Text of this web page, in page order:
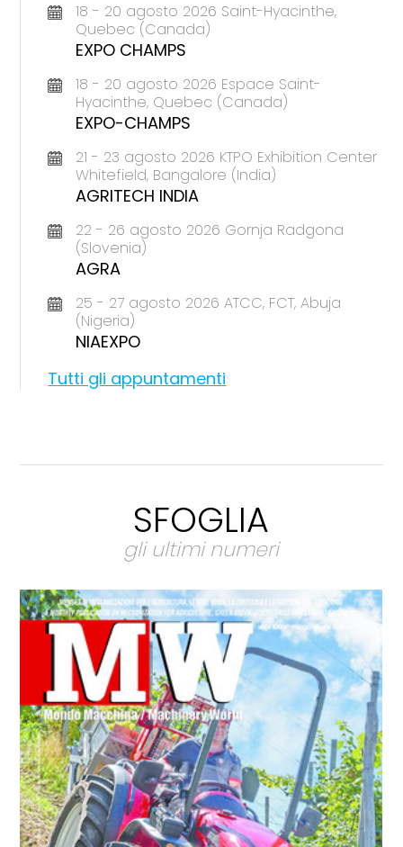
18 - 20 agosto 2026 Saint-Hyacinthe,
Quebec (Canada)
EXPO CHAMPS
18 - 20 agosto 2026 Espace Saint-
Hyacinthe, Quebec (Canada)
EXPO-CHAMPS
21 - 23 agosto 2026 KTPO Exhibition Center
Whitefield, Bangalore (India)
AGRITECH INDIA
22 - 26 agosto 2026 Gornja Radgona
(Slovenia)
AGRA
25 - 27 agosto 2026 ATCC, FCT, Abuja
(Nigeria)
NIAEXPO
Tutti gli appuntamenti
SFOGLIA
gli ultimi numeri